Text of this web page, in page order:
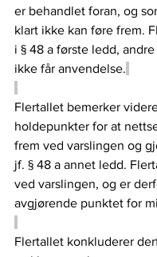
er behandlet foran, og
klart ikke kan føre frem.
i § 48 a første ledd,
ikke får anvendelse.
Flertallet bemerker
holdepunkter for at
frem ved varslingen og
jf. § 48 a annet ledd.
ved varslingen, og er
avgjørende punktet for
Flertallet konkluderer